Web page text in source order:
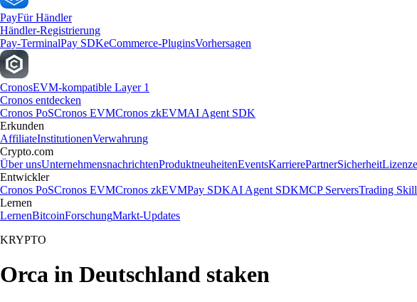
PayFür Händler
Händler-Registrierung
Pay-TerminalPay SDKeCommerce-PluginsVorhersagen
CronosEVM-kompatible Layer 1
Cronos entdecken
Cronos PoSCronos EVMCronos zkEVMAI Agent SDK
Erkunden
AffiliateInstitutionenVerwahrung
Crypto.com
Über unsUnternehmensnachrichtenProduktneuheitenEventsKarrierePartnerSicherheit
Entwickler
Cronos PoSCronos EVMCronos zkEVMPay SDKAI Agent SDKMCP ServersTrading
Lernen
LernenBitcoinForschungMarkt-Updates
KRYPTO
Orca in Deutschland staken